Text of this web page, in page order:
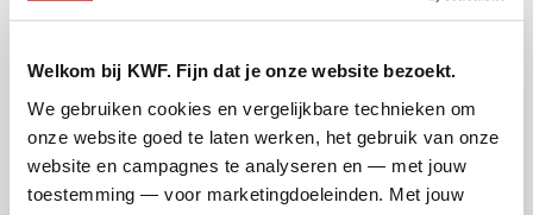
Welkom bij KWF. Fijn dat je onze website bezoekt.
We gebruiken cookies en vergelijkbare technieken om
onze website goed te laten werken, het gebruik van onze
website en campagnes te analyseren en — met jouw
toestemming — voor marketingdoeleinden. Met jouw
Loes's badges